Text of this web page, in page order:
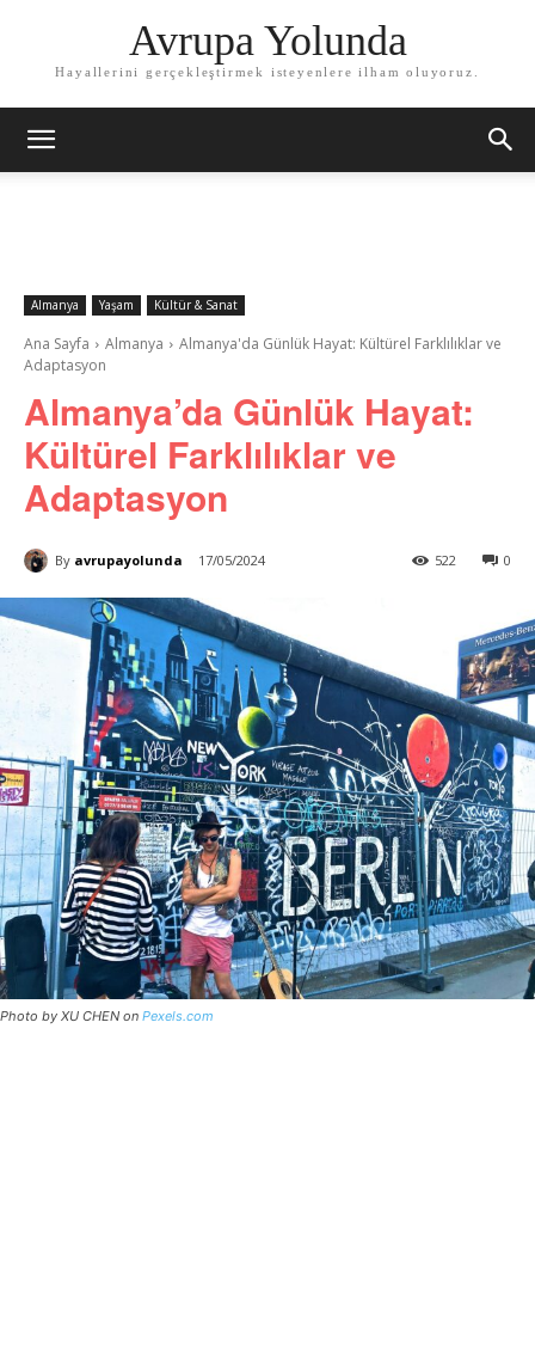
Avrupa Yolunda
Hayallerini gerçekleştirmek isteyenlere ilham oluyoruz.
Almanya Yaşam Kültür & Sanat
Ana Sayfa Almanya
Almanya'da Günlük Hayat: Kültürel Farklılıklar ve
Adaptasyon
Almanya’da Günlük Hayat:
Kültürel Farklılıklar ve
Adaptasyon
By avrupayolunda 17/05/2024 0
522
Photo by XU CHEN on Pexels.com